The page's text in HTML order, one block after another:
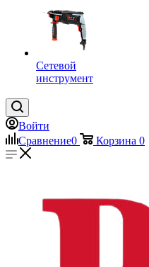
Сетевой
инструмент
Войти
Сравнение0 Корзина 0